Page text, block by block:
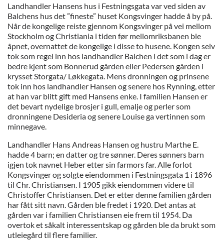
Landhandler Hansens hus i Festningsgata var ved siden av
Balchens hus det ”fineste” huset Kongsvinger hadde å by på.
Når de kongelige reiste gjennom Kongsvinger på vei mellom
Stockholm og Christiania i tiden før mellomriksbanen ble
åpnet, overnattet de kongelige i disse to husene. Kongen selv
tok som regel inn hos landhandler Balchen i det som i dag er
bedre kjent som Bonnerud gården eller Pedersen gården i
krysset Storgata/ Løkkegata. Mens dronningen og prinsene
tok inn hos landhandler Hansen og senere hos Rynning, etter
at han var blitt gift med Hansens enke. I familien Hansen er
det bevart nydelige brosjer i gull, emalje og perler som
dronningene Desideria og senere Louise ga vertinnen som
minnegave.
Landhandler Hans Andreas Hansen og hustru Marthe E.
hadde 4 barn; en datter og tre sønner. Deres sønners barn
igjen tok navnet Heber etter sin farmors far. Alle forlot
Kongsvinger og solgte eiendommen i Festningsgata 1 i 1896
til Chr. Christiansen. I 1905 gikk eiendommen videre til
Christoffer Christiansen. Det er etter denne familien gården
har fått sitt navn. Gården ble fredet i 1920. Det antas at
gården var i familien Christiansen eie frem til 1954. Da
overtok et såkalt interessentskap og gården ble da brukt som
utleiegård til flere familier.